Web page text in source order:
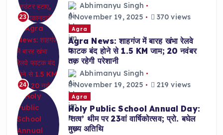
23
Abhimanyu Singh
November 19, 2025
370 views
24
Agra
Agra News: शाहगंज में बारह खंभा रेलवे
फाटक बंद होने से 1.5 KM जाम; 20 नवंबर
तक रहेगी परेशानी
Abhimanyu Singh
November 19, 2025
219 views
Agra
Holy Public School Annual Day:
‘तत्व’ थीम पर 23वां वार्षिकोत्सव; प्रो. बघेल
मुख्य अतिथि